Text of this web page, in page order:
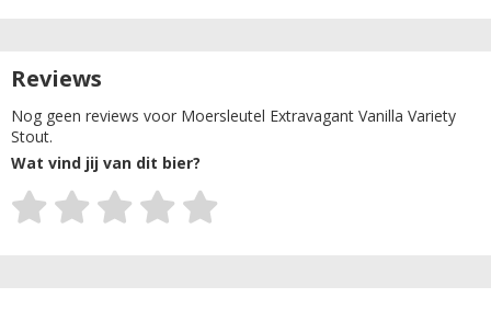
Reviews
Nog geen reviews voor Moersleutel Extravagant Vanilla Variety
Stout.
Wat vind jij van dit bier?